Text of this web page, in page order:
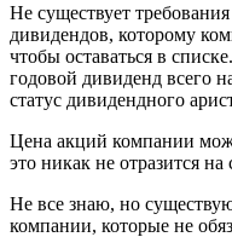
Не существует
дивидендов, которому
чтобы оставаться в
годовой дивиденд всего
статус дивидендного
Цена акций компании
это никак не отразится на
Не все знаю, но
компании, которые не